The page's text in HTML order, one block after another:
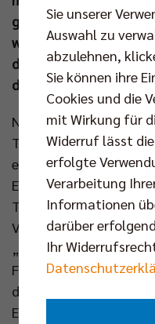
geschlagen geben.
warten die nächsten
der U14 (mit Rotation
den SCC JUNIORS).
Nachdem die SCC
Turnier den TSV
es am ersten
Erfolgen gegen die
TuS Kriftel sicherte
Viertelfinaleinzug. In
„Tiebreak-Zeit“.
Friedrichshafen (15:9)
die FT 1844 Freiburg
Entscheidungssatz die
Sie unserer
Auswahl zu
abzulehnen,
Sie können ihre
Cookies und die
mit Wirkung für
Widerruf lässt
erfolgte
Verarbeitung
Informationen
darüber
Ihr